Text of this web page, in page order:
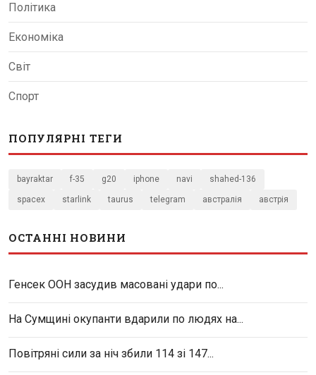
Політика
Економіка
Світ
Спорт
ПОПУЛЯРНІ ТЕГИ
bayraktar f-35 g20 iphone navi shahed-136
spacex starlink taurus telegram австралія австрія
ОСТАННІ НОВИНИ
Генсек ООН засудив масовані удари по...
На Сумщині окупанти вдарили по людях на...
Повітряні сили за ніч збили 114 зі 147...